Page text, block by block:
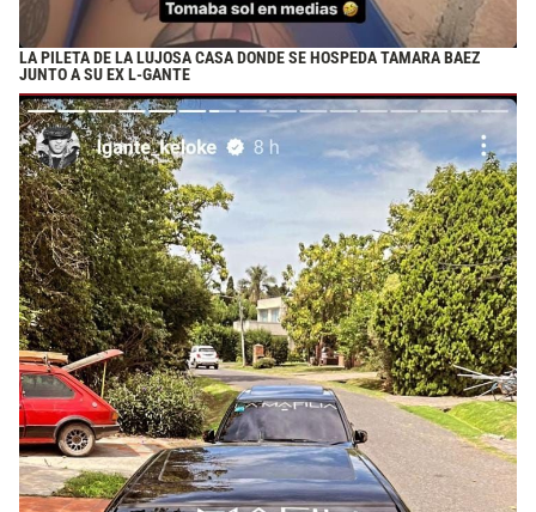
LA PILETA DE LA LUJOSA CASA DONDE SE HOSPEDA TAMARA BAEZ
JUNTO A SU EX L-GANTE